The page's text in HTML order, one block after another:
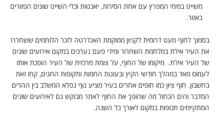
משייט במימי המפרץ עם אחת הסירות. יאכטות וכלי השייט שונים הפזורים
באזור.
בסמוך לחוף מעט דרומית לקניון ממוקמת האנדרטה לזכר הלוחמים ששחררו
את העיר אילת במלחמת השחרור ומידי פעם נערכים במקום אירועים שונים
של העיר אילת. מיקומו של החוף, על צומת מרכזית של העיר הופכת אותו
לעמוס מאד במהלך חודשי הקיץ ובעונות החמות ותקופות החגים, קחו זאת
בחשבון. חוף ציון כמו חופים אחרים בעיר מציע נוף נפלא המשלב בין ההרים
המדבר והים הכחול מה שהופך את החוף לאתר מבוקש גם לאירועים שונים
המתקיימים תכופות במקום לאורך כל השנה.